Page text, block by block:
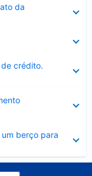
da
crédito.
berço para